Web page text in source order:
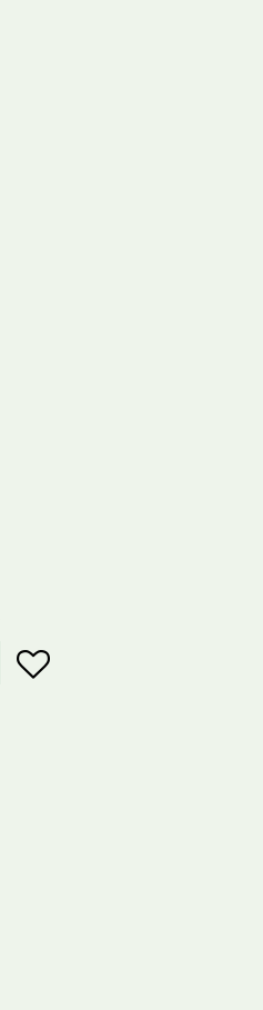
Lägg till i favoriter